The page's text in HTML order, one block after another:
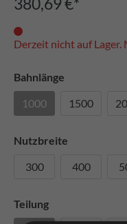
Derzeit nicht auf
Bahnlänge
1000
1500
Nutzbreite
300
400
Teilung